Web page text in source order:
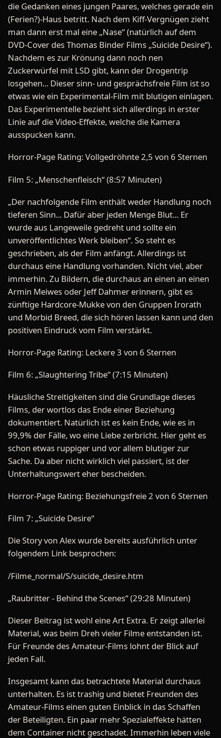
die Gedanken eines jungen Paares, welches gerade ein
(Ferien?)-Haus betritt. Nach dem Kiff-Vergnügen zieht
man dann erst mal eine „Nase“ (natürlich auf dem
DVD-Cover des Thomas Binder Films „Suicide Desire“).
Nachdem es zur Krönung dann noch nen
Zuckerwürfel mit LSD gibt, kann der Drogentrip
losgehen... Dieser sinn- und gesprächsfreie Film ist so
etwas wie ein Experimental-Film mit blutigen einlagen.
Das Experimentelle bezieht sich allerdings in erster
Linie auf die Video-Effekte, welche die Kamera
ausspucken kann.
Horror-Page Rating: Vollgedröhnte 2,5 von 6 Sternen
Film 5: „Menschenfleisch“ (8:57 Minuten)
„Der nachfolgende Film enthält weder Handlung noch
tieferen Sinn... Dafür aber jeden Menge Blut... Er
wurde aus Langeweile gedreht und sollte ein
unveröffentlichtes Werk bleiben“. So steht es
geschrieben, als der Film anfängt. Allerdings ist
durchaus eine Handlung vorhanden. Nicht viel, aber
immerhin. Zu Bildern, die durchaus an einen an einen
Armin Meiwes oder Jeff Dahmer erinnern, gibt es
zünftige Hardcore-Mukke von den Gruppen Irorath
und Morbid Breed, die sich hören lassen kann und den
positiven Eindruck vom Film verstärkt.
Horror-Page Rating: Leckere 3 von 6 Sternen
Film 6: „Slaughtering Tribe” (7:15 Minuten)
Häusliche Streitigkeiten sind die Grundlage dieses
Films, der wortlos das Ende einer Beziehung
dokumentiert. Natürlich ist es kein Ende, wie es in
99,9% der Fälle, wo eine Liebe zerbricht. Hier geht es
schon etwas ruppiger und vor allem blutiger zur
Sache. Da aber nicht wirklich viel passiert, ist der
Unterhaltungswert eher bescheiden.
Horror-Page Rating: Beziehungsfreie 2 von 6 Sternen
Film 7: „Suicide Desire“
Die Story von Alex wurde bereits ausführlich unter
folgendem Link besprochen:
/Filme_normal/S/suicide_desire.htm
„Raubritter - Behind the Scenes“ (29:28 Minuten)
Dieser Beitrag ist wohl eine Art Extra. Er zeigt allerlei
Material, was beim Dreh vieler Filme entstanden ist.
Für Freunde des Amateur-Films lohnt der Blick auf
jeden Fall.
Insgesamt kann das betrachtete Material durchaus
unterhalten. Es ist trashig und bietet Freunden des
Amateur-Films einen guten Einblick in das Schaffen
der Beteiligten. Ein paar mehr Spezialeffekte hätten
dem Container nicht geschadet. Immerhin leben viele